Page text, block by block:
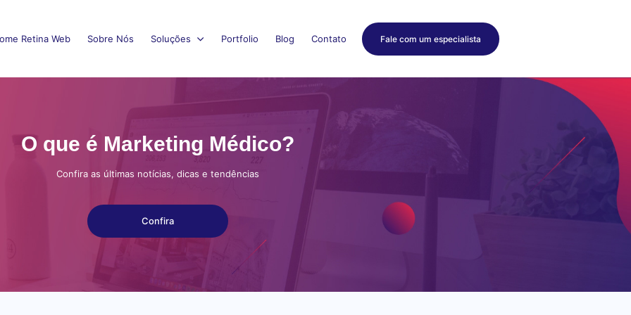
Retina Web Sobre Nós Soluções Portfolio Blog Contato Fale com um especialista
O que é Marketing Médico?
Confira as últimas notícias, dicas e tendências
Confira